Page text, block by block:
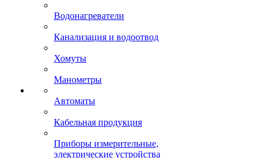
Водонагреватели
Канализация и водоотвод
Хомуты
Манометры
Автоматы
Кабельная продукция
Приборы измерительные,
электрические устройства